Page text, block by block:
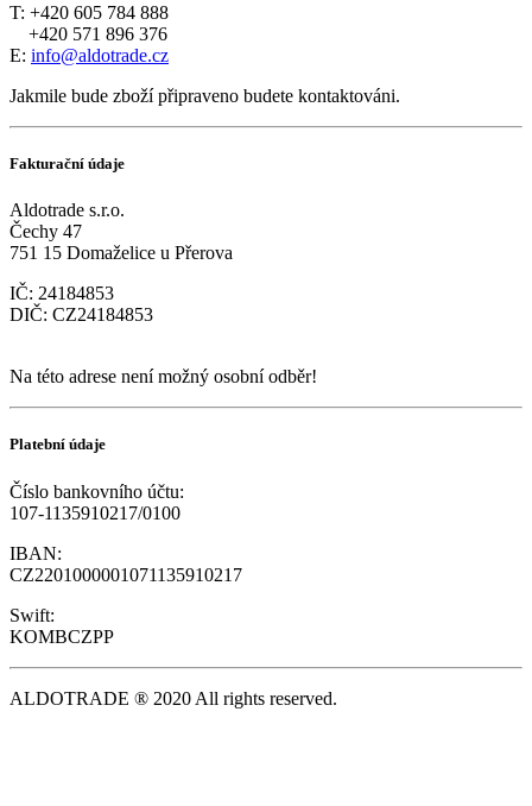
T: +420 605 784 888
+420 571 896 376
E: info@aldotrade.cz
Jakmile bude zboží připraveno budete kontaktováni.
Fakturační údaje
Aldotrade s.r.o.
Čechy 47
751 15 Domaželice u Přerova
IČ: 24184853
DIČ: CZ24184853
Na této adrese není možný osobní odběr!
Platební údaje
Číslo bankovního účtu:
107-1135910217/0100
IBAN:
CZ2201000001071135910217
Swift:
KOMBCZPP
ALDOTRADE ® 2020 All rights reserved.